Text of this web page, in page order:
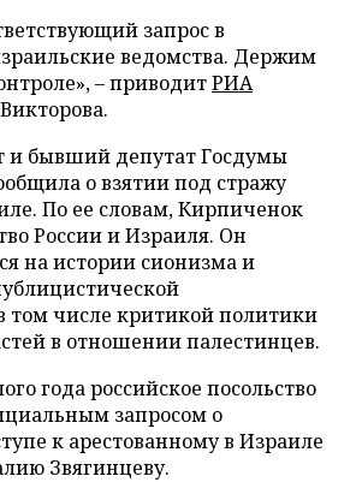
запрос в
ведомства. Держим
– приводитРИА
и бывший депутат Госдумы
о взятии под стражу
По ее словам, Кирпиченок
России и Израиля. Он
на истории сионизма и
том числе критикой политики
в отношении палестинцев.
года российское посольство
запросом о
к арестованному в Израиле
Звягинцеву.